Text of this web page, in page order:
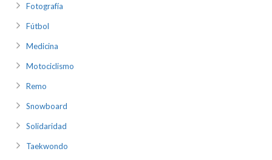
Fotografía
Fútbol
Medicina
Motociclismo
Remo
Snowboard
Solidaridad
Taekwondo